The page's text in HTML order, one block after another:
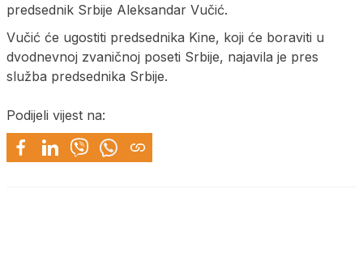
predsednik Srbije Aleksandar Vučić.
Vučić će ugostiti predsednika Kine, koji će boraviti u
dvodnevnoj zvaničnoj poseti Srbije, najavila je pres
služba predsednika Srbije.
Podijeli vijest na: